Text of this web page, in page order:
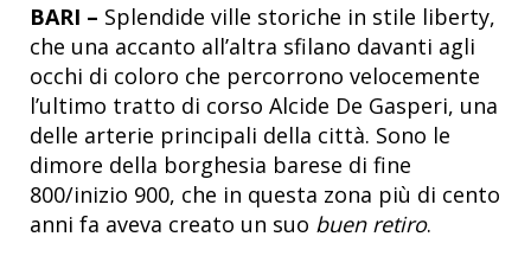
BARI – Splendide ville storiche in stile liberty,
che una accanto all’altra sfilano davanti agli
occhi di coloro che percorrono velocemente
l’ultimo tratto di corso Alcide De Gasperi, una
delle arterie principali della città. Sono le
dimore della borghesia barese di fine
800/inizio 900, che in questa zona più di cento
anni fa aveva creato un suo buen retiro.